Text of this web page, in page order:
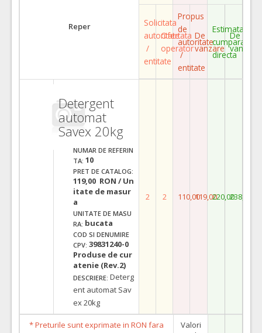
Reper
Solicitata
autoritate
/
entitate
Ofertata
operator
Propus
de
autoritate
/
entitate
De
vanzare
Estimata
cumparare
directa
De
vanzare
Detergent
automat
Savex 20kg
NUMAR DE REFERIN
TA: 10
PRET DE CATALOG:
119,00 RON / Un
itate de masur
a
UNITATE DE MASU
RA: bucata
COD SI DENUMIRE
CPV: 39831240-0
Produse de cur
atenie (Rev.2)
DESCRIERE: Deterg
ent automat Sav
ex 20kg
2 2 110,00119,00220,00238,00
* Preturile sunt exprimate in RON fara
Valori